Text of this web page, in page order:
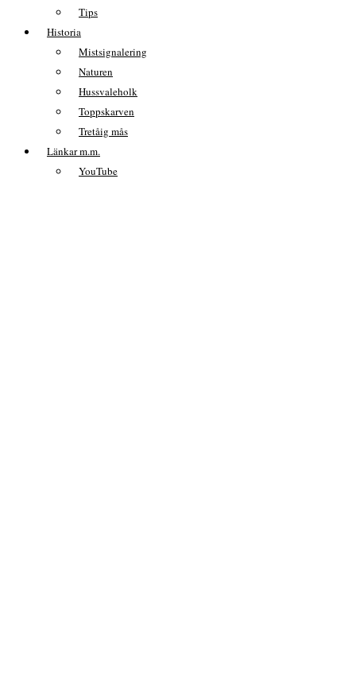
Tips
Historia
Mistsignalering
Naturen
Hussvaleholk
Toppskarven
Tretåig mås
Länkar m.m.
YouTube